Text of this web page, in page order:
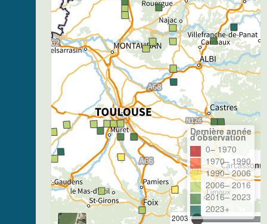
2003
Dernière année
d'observation
0– 1970
1970– 1990
1990– 2006
2006– 2016
2016– 2023
2023+